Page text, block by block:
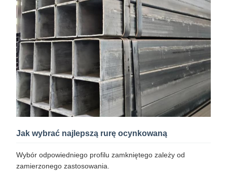
Jak wybrać najlepszą rurę ocynkowaną
Wybór odpowiedniego profilu zamkniętego zależy od
zamierzonego zastosowania.